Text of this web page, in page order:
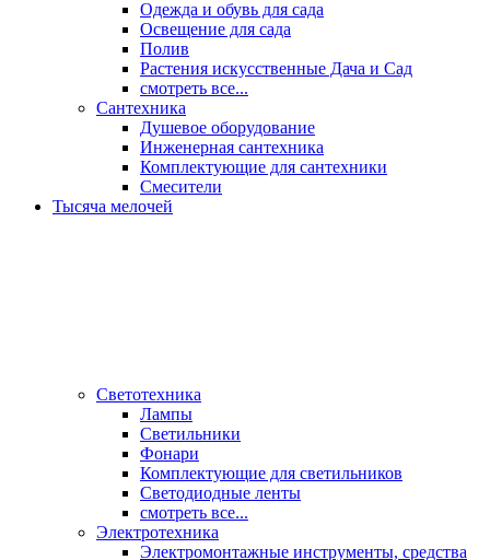
Одежда и обувь для сада
Освещение для сада
Полив
Растения искусственные Дача и Сад
смотреть все...
Сантехника
Душевое оборудование
Инженерная сантехника
Комплектующие для сантехники
Смесители
Тысяча мелочей
Светотехника
Лампы
Светильники
Фонари
Комплектующие для светильников
Светодиодные ленты
смотреть все...
Электротехника
Электромонтажные инструменты, средства